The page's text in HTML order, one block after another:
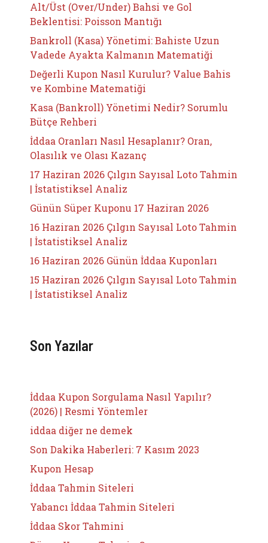
Alt/Üst (Over/Under) Bahsi ve Gol
Beklentisi: Poisson Mantığı
Bankroll (Kasa) Yönetimi: Bahiste Uzun
Vadede Ayakta Kalmanın Matematiği
Değerli Kupon Nasıl Kurulur? Value Bahis
ve Kombine Matematiği
Kasa (Bankroll) Yönetimi Nedir? Sorumlu
Bütçe Rehberi
İddaa Oranları Nasıl Hesaplanır? Oran,
Olasılık ve Olası Kazanç
17 Haziran 2026 Çılgın Sayısal Loto Tahmin
| İstatistiksel Analiz
Günün Süper Kuponu 17 Haziran 2026
16 Haziran 2026 Çılgın Sayısal Loto Tahmin
| İstatistiksel Analiz
16 Haziran 2026 Günün İddaa Kuponları
15 Haziran 2026 Çılgın Sayısal Loto Tahmin
| İstatistiksel Analiz
Son Yazılar
İddaa Kupon Sorgulama Nasıl Yapılır?
(2026) | Resmi Yöntemler
iddaa diğer ne demek
Son Dakika Haberleri: 7 Kasım 2023
Kupon Hesap
İddaa Tahmin Siteleri
Yabancı İddaa Tahmin Siteleri
İddaa Skor Tahmini